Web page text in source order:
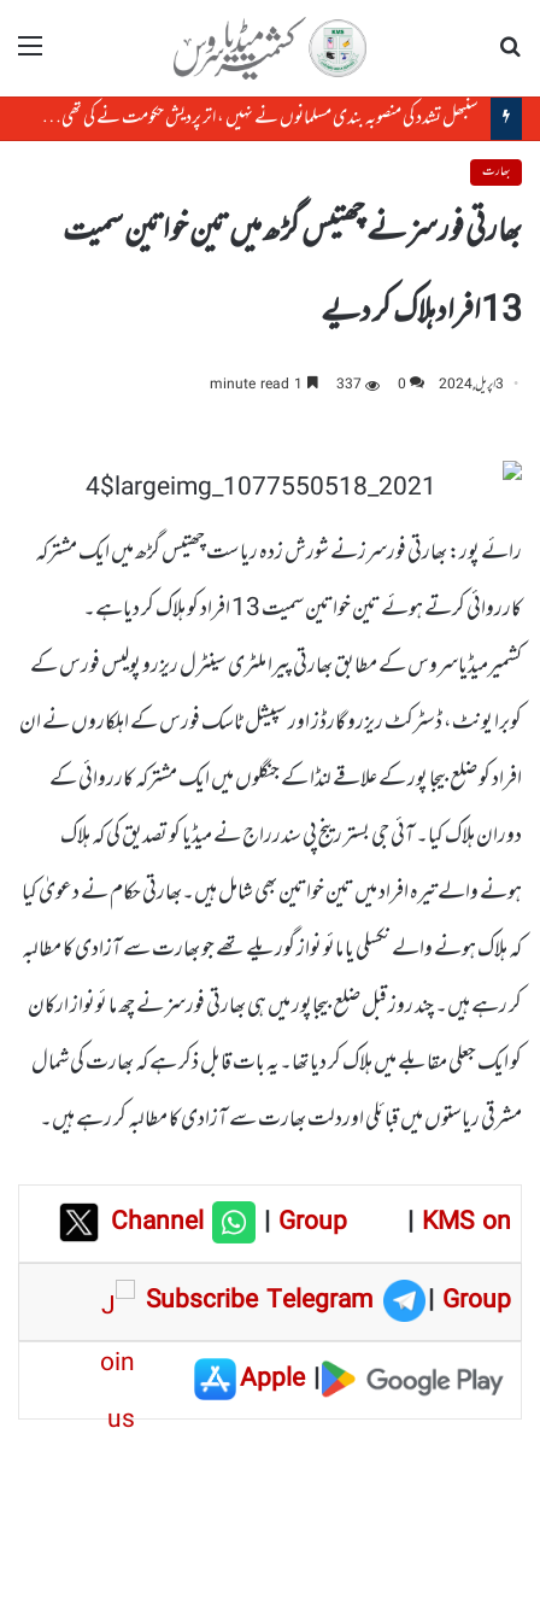
مینو
سنبھل تشدد کی منصوبہ بندی مسلمانوں نے نہیں ، اتر پردیش حکومت نے کی تھی، رکن پارلیمنٹ
بھارت
بھارتی فورسز نے چھتیس گڑھ میں تین خواتین سمیت
13افراد ہلاک کر دیے
3 اپریل, 2024 0
337
رائے پور: بھارتی فورسرزنے شورش زدہ ریاست چھتیس گڑھ میں ایک مشترکہ
کارروائی کرتے ہوئے تین خواتین سمیت 13 افراد کو ہلاک کر دیاہے۔
کشمیرمیڈیاسروس کے مطابق بھارتی پیرا ملٹری سینٹرل ریزرو پولیس فورس کے
کوبرا یونٹ، ڈسٹرکٹ ریزرو گارڈز اور سپیشل ٹاسک فورس کے اہلکاروں نے ان
افراد کو ضلع بیجا پور کے علاقے لنڈا کے جنگلوں میں ایک مشترکہ کارروائی کے
دوران ہلاک کیا۔ آئی جی بستر رینج پی سندرراج نے میڈیا کو تصدیق کی کہ ہلاک
ہونے والے تیرہ افراد میں تین خواتین بھی شامل ہیں۔بھارتی حکام نے دعویٰ کیا
کہ ہلاک ہونے والے نکسلی یا مائو نواز گوریلے تھے جو بھارت سے آزادی کا مطالبہ
کر رہے ہیں۔ چند روز قبل ضلع بیجاپور میں ہی بھارتی فورسز نے چھ ما ئونواز ارکان
کو ایک جعلی مقابلے میں ہلاک کر دیا تھا۔یہ بات قابل ذکر ہے کہ بھارت کی شمال
مشرقی ریاستوں میں قبائلی اوردلت بھارت سے آزادی کا مطالبہ کر رہے ہیں۔
Channel |Group | KMS on
Subscribe Telegram
| Group
|
Apple